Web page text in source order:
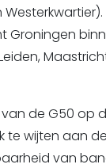
Groningen
de G50 op
te wijten aan de
van